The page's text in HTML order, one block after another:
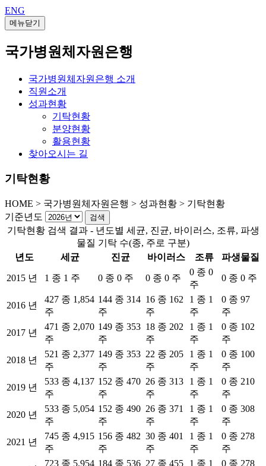
ENG
메뉴닫기
국가병원체자원은행
국가병원체자원은행 소개
직원소개
성과현황
기탁현황
분양현황
활용현황
찾아오시는 길
기탁현황
HOME > 국가병원체자원은행 > 성과현황 > 기탁현황
기준년도
기탁현황 검색 결과 - 년도별 세균, 진균, 바이러스, 조류, 파생
물질 기탁 수(종, 주로 구분)
년도
세균 진균 바이러스 조류 파생물질
2015 년 1 종 1 주 0 종 0 주 0 종 0 주
0 종 0
주
0 종 0 주
2016 년
427 종 1,854
주
144 종 314
주
16 종 162
주
1 종 1
주
0 종 97
주
2017 년
471 종 2,070
주
149 종 353
주
18 종 202
주
1 종 1
주
0 종 102
주
2018 년
521 종 2,377
주
149 종 353
주
22 종 205
주
1 종 1
주
0 종 100
주
2019 년
533 종 4,137
주
152 종 470
주
26 종 313
주
1 종 1
주
0 종 210
주
2020 년
533 종 5,054
주
152 종 490
주
26 종 371
주
1 종 1
주
0 종 308
주
2021 년
745 종 4,915
주
156 종 482
주
30 종 401
주
1 종 1
주
0 종 278
주
723 종 5,954 184 종 536 27 종 455 1 종 1 0 종 278